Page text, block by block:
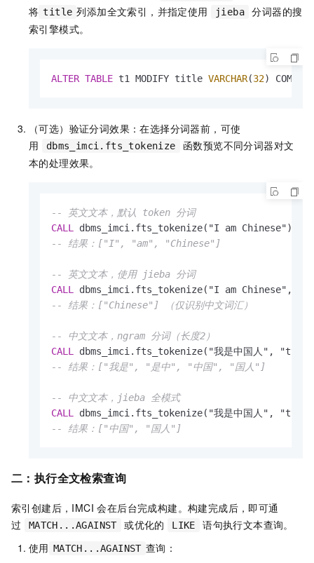
将 title 列添加全文索引，并指定使用 jieba
分词器的搜
索引擎模式。
ALTER TABLE t1 MODIFY title VARCHAR(32)
（可选）验证分词效果：在选择分词器前，可使
用
dbms_imci.fts_tokenize
函数预览不同分词器对文
本的处理效果。
-- 英文文本，默认 token 分词
CALL
-- 结果：["I", "am", "Chinese"]
-- 英文文本，使用 jieba 分词
CALL
-- 结果：["Chinese"] （仅识别中文词汇）
-- 中文文本，ngram 分词（长度2）
CALL
-- 结果：["我是", "是中", "中国", "国人"]
-- 中文文本，jieba 全模式
CALL
-- 结果：["中国", "国人"]
二：执行全文检索查询
索引创建后，IMCI 会在后台完成构建。构建完成后，即可通
过
MATCH...AGAINST 或优化的 LIKE
语句执行文本查询。
使用 MATCH...AGAINST 查询：